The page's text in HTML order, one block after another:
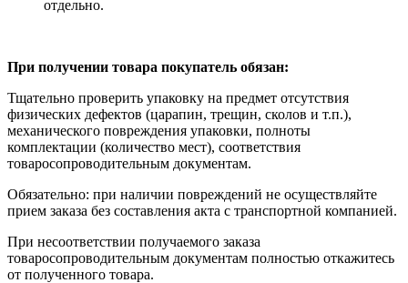
отдельно.
При получении товара покупатель обязан:
Тщательно проверить упаковку на предмет отсутствия
физических дефектов (царапин, трещин, сколов и т.п.),
механического повреждения упаковки, полноты
комплектации (количество мест), соответствия
товаросопроводительным документам.
Обязательно: при наличии повреждений не осуществляйте
прием заказа без составления акта с транспортной компанией.
При несоответствии получаемого заказа
товаросопроводительным документам полностью откажитесь
от полученного товара.